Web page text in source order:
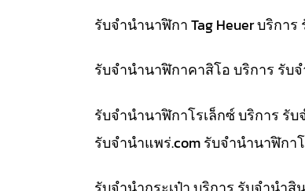
รับจำนำนาฬิกา Tag Heuer บริก
รับจำนำนาฬิกาคาสิโอ บริการ รับ
รับจำนำนาฬิกาโรเล็กซ์ บริการ รั
รับจํานําแพร่.com รับจำนำนาฬิก